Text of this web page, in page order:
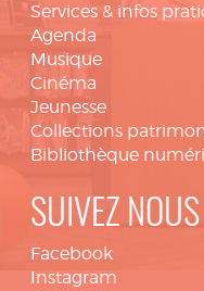
Services & infos
Agenda
Musique
Cinéma
Jeunesse
Collections
Bibliothèque
SUIVEZ
Facebook
Instagram